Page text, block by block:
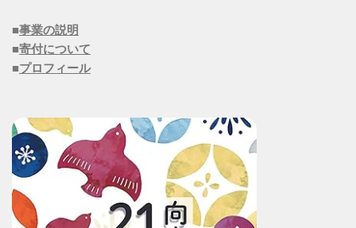
■事業の説明
■寄付について
■プロフィール